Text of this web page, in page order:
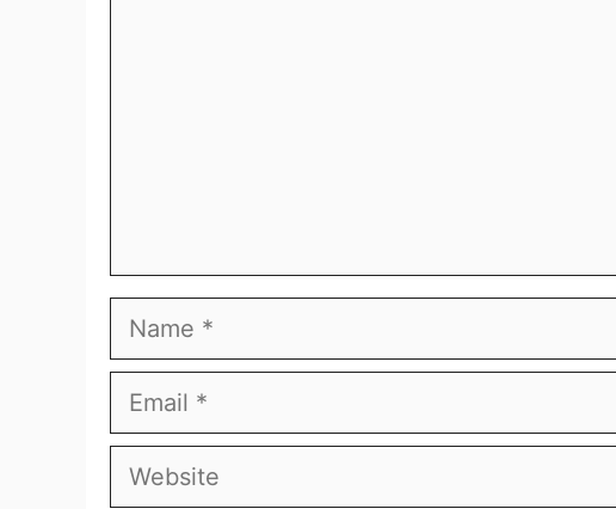
Name
Email
Website